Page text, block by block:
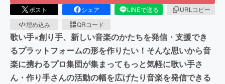
ポスト シェア LINEで送る
URLコピー
埋め込み
QRコード
歌い手×創り手、新しい音楽のかたちを発信・支援でき
るプラットフォームの形を作りたい！そんな思いから音
楽に携わるプロ集団が集まってもっと気軽に歌い手さ
ん・作り手さんの活動の幅を広げたり音楽を発信できる